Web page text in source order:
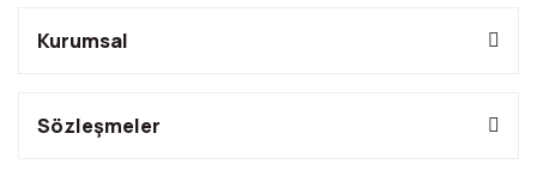
Kurumsal
Sözleşmeler